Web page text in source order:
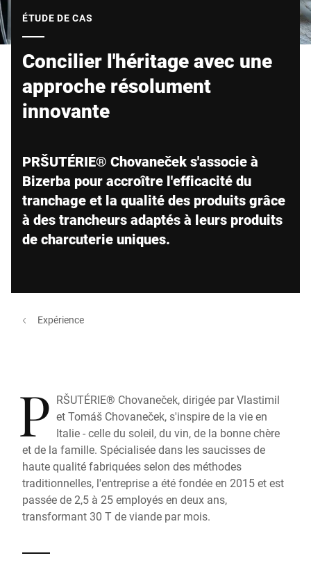
ÉTUDE DE CAS
Concilier l'héritage avec une
approche résolument
innovante
PRŠUTÉRIE® Chovaneček s'associe à
Bizerba pour accroître l'efficacité du
tranchage et la qualité des produits grâce
à des trancheurs adaptés à leurs produits
de charcuterie uniques.
Expérience
P RŠUTÉRIE® Chovaneček, dirigée par Vlastimil
et Tomáš Chovaneček, s'inspire de la vie en
Italie - celle du soleil, du vin, de la bonne chère
et de la famille. Spécialisée dans les saucisses de
haute qualité fabriquées selon des méthodes
traditionnelles, l'entreprise a été fondée en 2015 et est
passée de 2,5 à 25 employés en deux ans,
transformant 30 T de viande par mois.